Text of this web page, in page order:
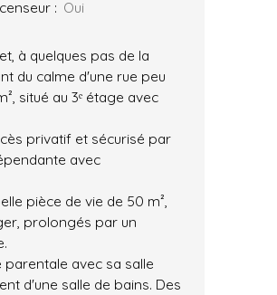
: Oui
à quelques pas de la
du calme d'une rue peu
situé au 3ᵉ étage avec
privatif et sécurisé par
avec
pièce de vie de 50 m²,
prolongés par un
avec sa salle
d'une salle de bains. Des